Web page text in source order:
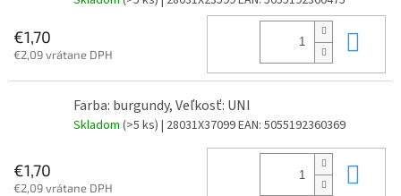
€1,70
€2,09 vrátane DPH
Farba: burgundy, Veľkosť: UNI
Skladom (>5 ks) | 28031X37099EAN: 5055192360369
€1,70
€2,09 vrátane DPH